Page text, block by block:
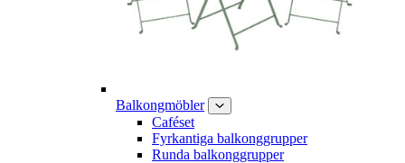
Balkongmöbler
Caféset
Fyrkantiga balkonggrupper
Runda balkonggrupper